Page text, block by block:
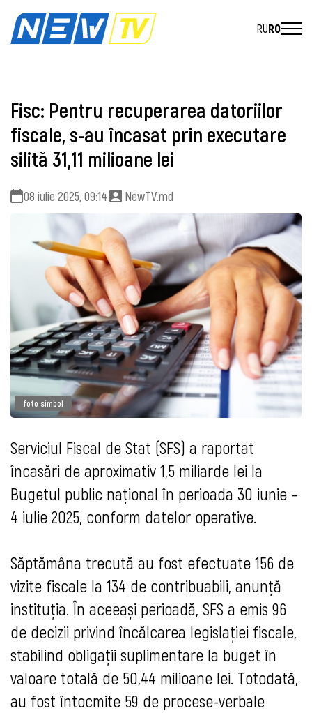
RURO
Fisc: Pentru recuperarea datoriilor
fiscale, s-au încasat prin executare
silită 31,11 milioane lei
08 iulie 2025, 09:14 NewTV.md
foto simbol
Serviciul Fiscal de Stat (SFS) a raportat
încasări de aproximativ 1,5 miliarde lei la
Bugetul public național în perioada 30 iunie –
4 iulie 2025, conform datelor operative.
Săptămâna trecută au fost efectuate 156 de
vizite fiscale la 134 de contribuabili, anunță
instituția. În aceeași perioadă, SFS a emis 96
de decizii privind încălcarea legislației fiscale,
stabilind obligații suplimentare la buget în
valoare totală de 50,44 milioane lei. Totodată,
au fost întocmite 59 de procese-verbale